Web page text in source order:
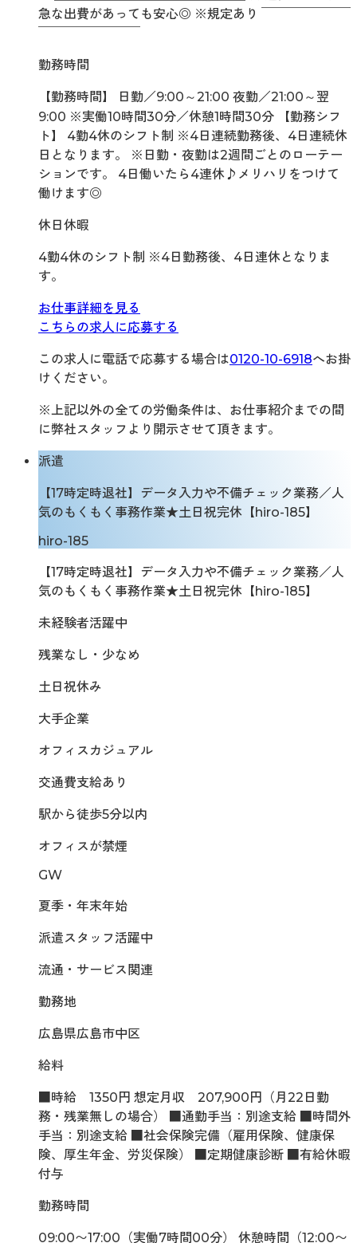
急な出費があっても安心◎ ※規定あり ￣￣￣￣￣￣￣
勤務時間
【勤務時間】 日勤／9:00～21:00 夜勤／21:00～翌
9:00 ※実働10時間30分／休憩1時間30分 【勤務シフ
ト】 4勤4休のシフト制 ※4日連続勤務後、4日連続休
日となります。 ※日勤・夜勤は2週間ごとのローテー
ションです。 4日働いたら4連休♪メリハリをつけて
働けます◎
休日休暇
4勤4休のシフト制 ※4日勤務後、4日連休となりま
す。
お仕事詳細を見る
こちらの求人に応募する
この求人に電話で応募する場合は0120-10-6918へお掛
けください。
※上記以外の全ての労働条件は、お仕事紹介までの間
に弊社スタッフより開示させて頂きます。
派遣
【17時定時退社】データ入力や不備チェック業務／人
気のもくもく事務作業★土日祝完休【hiro-185】
hiro-185
【17時定時退社】データ入力や不備チェック業務／人
気のもくもく事務作業★土日祝完休【hiro-185】
未経験者活躍中
残業なし・少なめ
土日祝休み
大手企業
オフィスカジュアル
交通費支給あり
駅から徒歩5分以内
オフィスが禁煙
GW
夏季・年末年始
派遣スタッフ活躍中
流通・サービス関連
勤務地
広島県広島市中区
給料
■時給 1350円 想定月収 207,900円（月22日勤
務・残業無しの場合） ■通勤手当：別途支給 ■時間外
手当：別途支給 ■社会保険完備（雇用保険、健康保
険、厚生年金、労災保険） ■定期健康診断 ■有給休暇
付与
勤務時間
09:00〜17:00（実働7時間00分） 休憩時間（12:00〜